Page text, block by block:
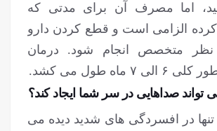
اما مصرف آن برای مدتی که
الزامی است و قطع کردن دارو
نظر متخصص انجام شود. درمان
ماه طول می کشد.
تواند صداهایی در سر شما ایجاد کند؟
در افسردگی های شدید دیده می